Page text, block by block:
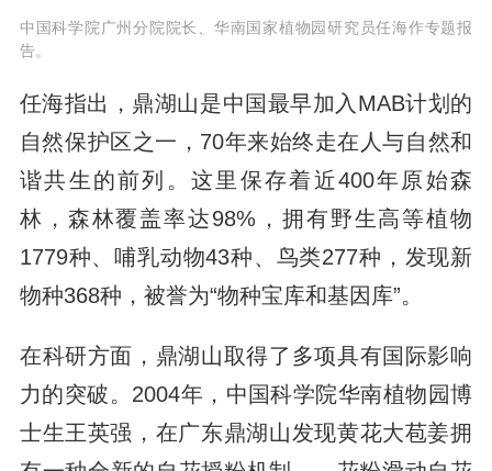
中国科学院广州分院院长、华南国家植物园研究员任海作专题报
告。
任海指出，鼎湖山是中国最早加入MAB计划的
自然保护区之一，70年来始终走在人与自然和
谐共生的前列。这里保存着近400年原始森
林，森林覆盖率达98%，拥有野生高等植物
1779种、哺乳动物43种、鸟类277种，发现新
物种368种，被誉为“物种宝库和基因库”。
在科研方面，鼎湖山取得了多项具有国际影响
力的突破。2004年，中国科学院华南植物园博
士生王英强，在广东鼎湖山发现黄花大苞姜拥